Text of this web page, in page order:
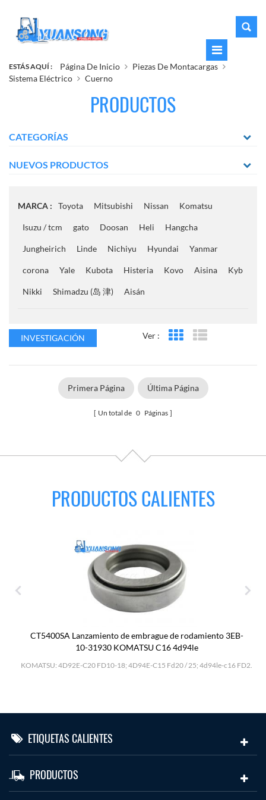
ESTÁS AQUÍ : Página De Inicio
Piezas De Montacargas
Sistema Eléctrico
Cuerno
PRODUCTOS
CATEGORÍAS
NUEVOS PRODUCTOS
MARCA : Toyota Mitsubishi Nissan Komatsu
Isuzu / tcm gato Doosan Heli Hangcha
Jungheirich Linde Nichiyu Hyundai Yanmar
corona Yale Kubota Histeria Kovo Aisina Kyb
Nikki Shimadzu (岛 津) Aisán
INVESTIGACIÓN Ver : Vista en cuadrícula
Primera Página Última Página
Un total de 0 Páginas
PRODUCTOS CALIENTES
CT5400SA Lanzamiento de embrague de rodamiento 3EB-
10-31930 KOMATSU C16 4d94le
KOMATSU: 4D92E-C20 FD10-18; 4D94E-C15 Fd20 / 25; 4d94le-c16 FD2.
ETIQUETAS CALIENTES
PRODUCTOS